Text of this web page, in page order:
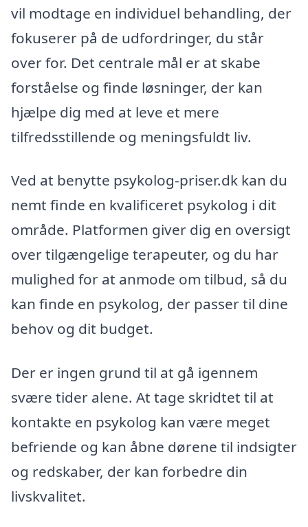
vil modtage en individuel behandling, der
fokuserer på de udfordringer, du står
over for. Det centrale mål er at skabe
forståelse og finde løsninger, der kan
hjælpe dig med at leve et mere
tilfredsstillende og meningsfuldt liv.
Ved at benytte psykolog-priser.dk kan du
nemt finde en kvalificeret psykolog i dit
område. Platformen giver dig en oversigt
over tilgængelige terapeuter, og du har
mulighed for at anmode om tilbud, så du
kan finde en psykolog, der passer til dine
behov og dit budget.
Der er ingen grund til at gå igennem
svære tider alene. At tage skridtet til at
kontakte en psykolog kan være meget
befriende og kan åbne dørene til indsigter
og redskaber, der kan forbedre din
livskvalitet.